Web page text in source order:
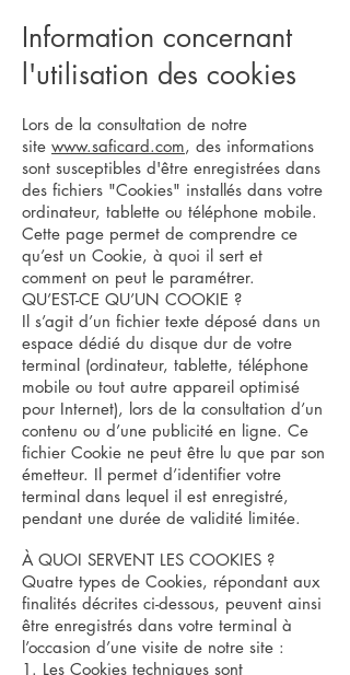
Information concernant
l'utilisation des cookies
Lors de la consultation de notre
site www.saficard.com, des informations
sont susceptibles d'être enregistrées dans
des fichiers "Cookies" installés dans votre
ordinateur, tablette ou téléphone mobile.
Cette page permet de comprendre ce
qu’est un Cookie, à quoi il sert et
comment on peut le paramétrer.
QU’EST-CE QU’UN COOKIE ?
Il s’agit d’un fichier texte déposé dans un
espace dédié du disque dur de votre
terminal (ordinateur, tablette, téléphone
mobile ou tout autre appareil optimisé
pour Internet), lors de la consultation d’un
contenu ou d’une publicité en ligne. Ce
fichier Cookie ne peut être lu que par son
émetteur. Il permet d’identifier votre
terminal dans lequel il est enregistré,
pendant une durée de validité limitée.
À QUOI SERVENT LES COOKIES ?
Quatre types de Cookies, répondant aux
finalités décrites ci-dessous, peuvent ainsi
être enregistrés dans votre terminal à
l’occasion d’une visite de notre site :
1. Les Cookies techniques sont